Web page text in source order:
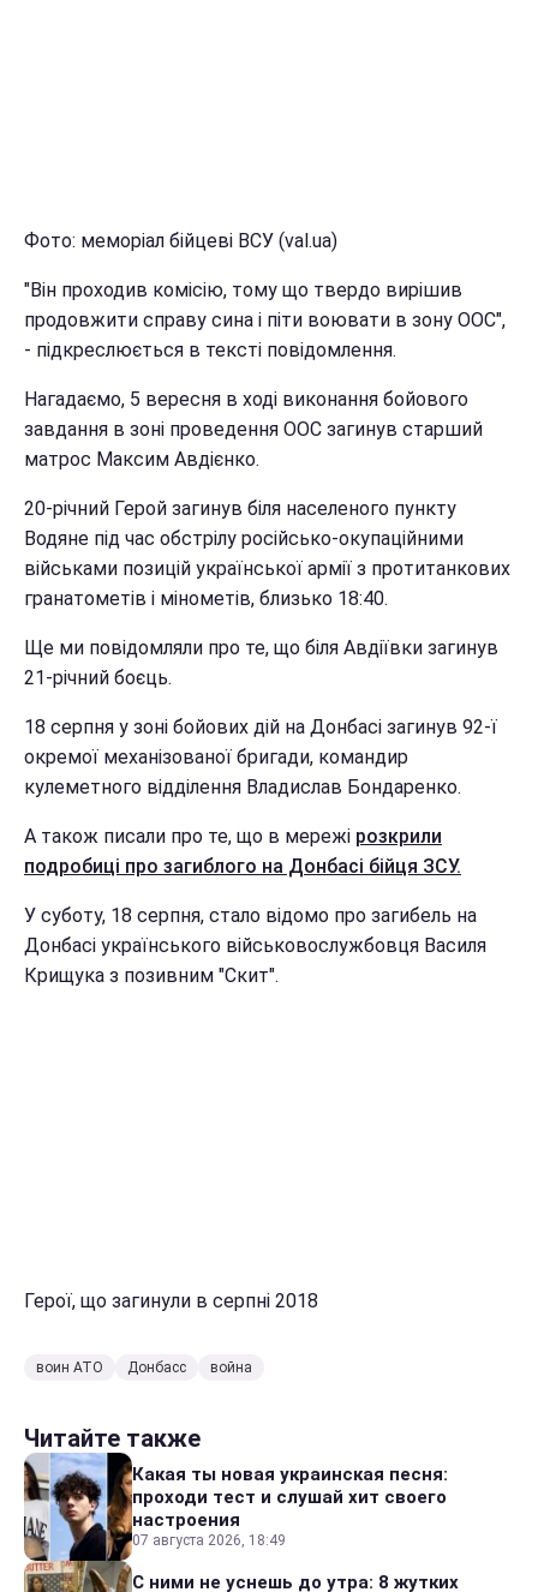
Фото: меморіал бійцеві ВСУ (val.ua)
"Він проходив комісію, тому що твердо вирішив
продовжити справу сина і піти воювати в зону ООС",
- підкреслюється в тексті повідомлення.
Нагадаємо, 5 вересня в ході виконання бойового
завдання в зоні проведення ООС загинув старший
матрос Максим Авдієнко.
20-річний Герой загинув біля населеного пункту
Водяне під час обстрілу російсько-окупаційними
військами позицій української армії з протитанкових
гранатометів і мінометів, близько 18:40.
Ще ми повідомляли про те, що біля Авдіївки загинув
21-річний боєць.
18 серпня у зоні бойових дій на Донбасі загинув 92-ї
окремої механізованої бригади, командир
кулеметного відділення Владислав Бондаренко.
А також писали про те, що в мережі розкрили
подробиці про загиблого на Донбасі бійця ЗСУ.
У суботу, 18 серпня, стало відомо про загибель на
Донбасі українського військовослужбовця Василя
Крищука з позивним "Скит".
Герої, що загинули в серпні 2018
воин АТО Донбасс война
Читайте также
Какая ты новая украинская песня:
проходи тест и слушай хит своего
настроения
07 августа 2026, 18:49
С ними не уснешь до утра: 8 жутких